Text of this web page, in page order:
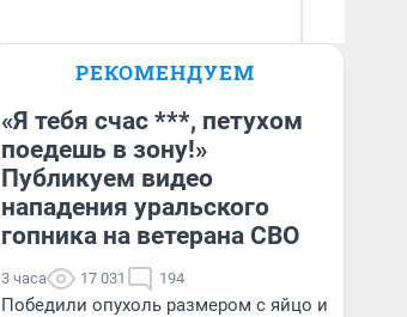
Александра Исмайлова
редактора 63.RU
РЕКОМЕНДУЕМ
«Я тебя счас ***, петухом
поедешь в зону!»
Публикуем видео
нападения уральского
гопника на ветерана СВО
3 часа 17 031 194
Победили опухоль размером с яйцо и